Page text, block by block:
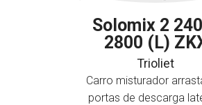
Solomix 2
2800 (L)
Trioliet
Carro misturador
portas de descarga